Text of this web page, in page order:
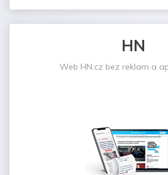
HN
Web HN.cz bez reklam a